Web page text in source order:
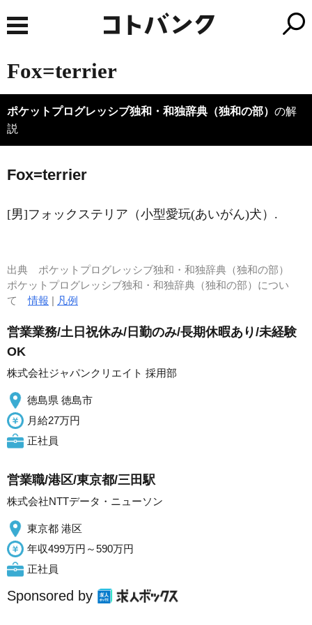
Fox=terrier
ポケットプログレッシブ独和・和独辞典（独和の部） の解
説
Fox=terrier
[男]フォックステリア（小型愛玩(あいがん)犬）.
出典 ポケットプログレッシブ独和・和独辞典（独和の部）
ポケットプログレッシブ独和・和独辞典（独和の部）につい
て情報 | 凡例
営業業務/土日祝休み/日勤のみ/長期休暇あり/未経験
OK
株式会社ジャパンクリエイト 採用部
徳島県 徳島市
月給27万円
正社員
営業職/港区/東京都/三田駅
株式会社NTTデータ・ニューソン
東京都 港区
年収499万円～590万円
正社員
Sponsored by